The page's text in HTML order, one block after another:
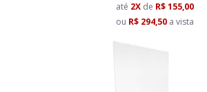
até 2Xde R$ 155,00
ou R$ 294,50a vista